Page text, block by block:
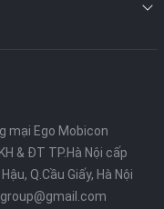
mại Ego Mobicon
& ĐT TP.Hà Nội cấp
Q.Cầu Giấy, Hà Nội